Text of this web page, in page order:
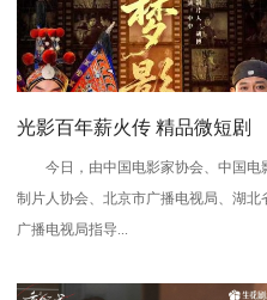
光影百年薪火传 精品微短剧
《梦影》定档 敬贺中国电影
周年
今日，由中国电影家协会、中国电
制片人协会、北京市广播电视局、湖北
广播电视局指导...